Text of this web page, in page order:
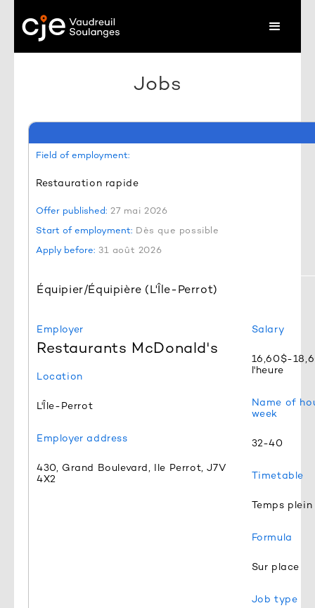
Jobs
Field of employment:
Restauration rapide
Offer published: 27 mai 2026
Start of employment: Dès que possible
Apply before: 31 août 2026
Équipier/Équipière (L'Île-Perrot)
Employer
Restaurants McDonald's
Location
L'Île-Perrot
Employer address
430, Grand Boulevard, Ile Perrot, J7V
4X2
Salary
16,60$-
l'heure
Name of
week
32-40
Timetable
Temps plein
Formula
Sur place
Job type